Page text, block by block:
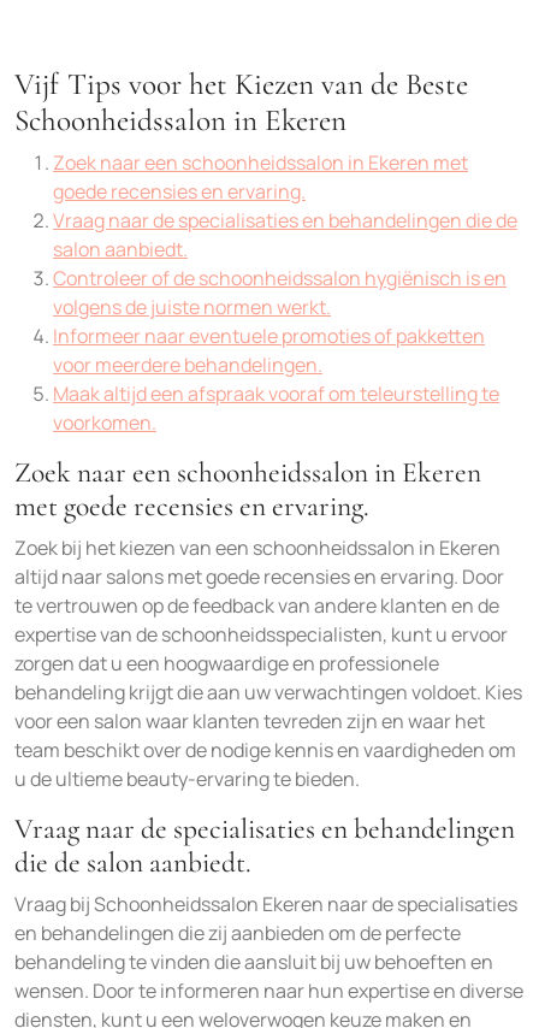
Vijf Tips voor het Kiezen van de Beste
Schoonheidssalon in Ekeren
Zoek naar een schoonheidssalon in Ekeren met
goede recensies en ervaring.
Vraag naar de specialisaties en behandelingen die de
salon aanbiedt.
Controleer of de schoonheidssalon hygiënisch is en
volgens de juiste normen werkt.
Informeer naar eventuele promoties of pakketten
voor meerdere behandelingen.
Maak altijd een afspraak vooraf om teleurstelling te
voorkomen.
Zoek naar een schoonheidssalon in Ekeren
met goede recensies en ervaring.
Zoek bij het kiezen van een schoonheidssalon in Ekeren
altijd naar salons met goede recensies en ervaring. Door
te vertrouwen op de feedback van andere klanten en de
expertise van de schoonheidsspecialisten, kunt u ervoor
zorgen dat u een hoogwaardige en professionele
behandeling krijgt die aan uw verwachtingen voldoet. Kies
voor een salon waar klanten tevreden zijn en waar het
team beschikt over de nodige kennis en vaardigheden om
u de ultieme beauty-ervaring te bieden.
Vraag naar de specialisaties en behandelingen
die de salon aanbiedt.
Vraag bij Schoonheidssalon Ekeren naar de specialisaties
en behandelingen die zij aanbieden om de perfecte
behandeling te vinden die aansluit bij uw behoeften en
wensen. Door te informeren naar hun expertise en diverse
diensten, kunt u een weloverwogen keuze maken en